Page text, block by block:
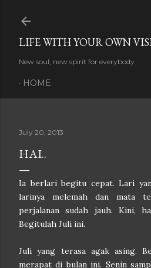
LIFE WITH YOUR OWN
New soul, new spirit for everybody
HOME
July 20, 2013
HAI..
Ia berlari begitu cepat. Lari
larinya melemah dan mata
perjalanan sudah jauh. Kini,
Begitulah Juli ini.
Juli yang terasa agak asing.
merapat di bulan ini. Senin